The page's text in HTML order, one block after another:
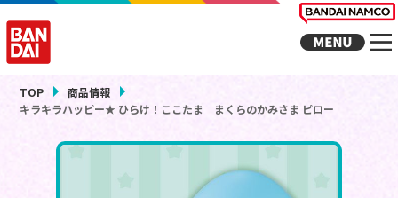
TOP
商品情報
キラキラハッピー★ ひらけ！ここたま まくらのかみさま ピロー